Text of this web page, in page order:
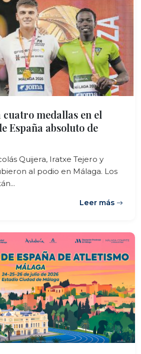
medallas en el
España absoluto de
Quijera, Iratxe Tejero y
al podio en Málaga. Los
Leer más